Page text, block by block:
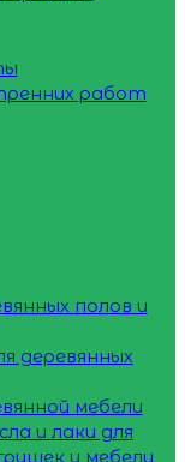
работ
полов и
деревянных
мебели
и лаки для